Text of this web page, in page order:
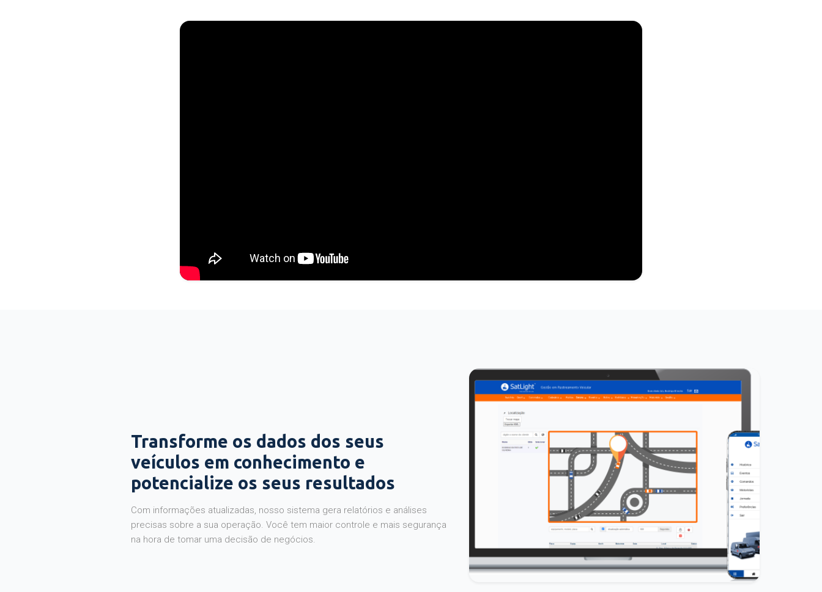
Transforme os dados dos seus
veículos em conhecimento e
potencialize os seus resultados
Com informações atualizadas, nosso sistema gera relatórios e análises
precisas sobre a sua operação. Você tem maior controle e mais segurança
na hora de tomar uma decisão de negócios.